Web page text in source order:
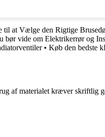
til at Vælge den Rigtige
bør vide om Elektrikerrør og
• Køb den bedste
af materialet kræver skriftlig